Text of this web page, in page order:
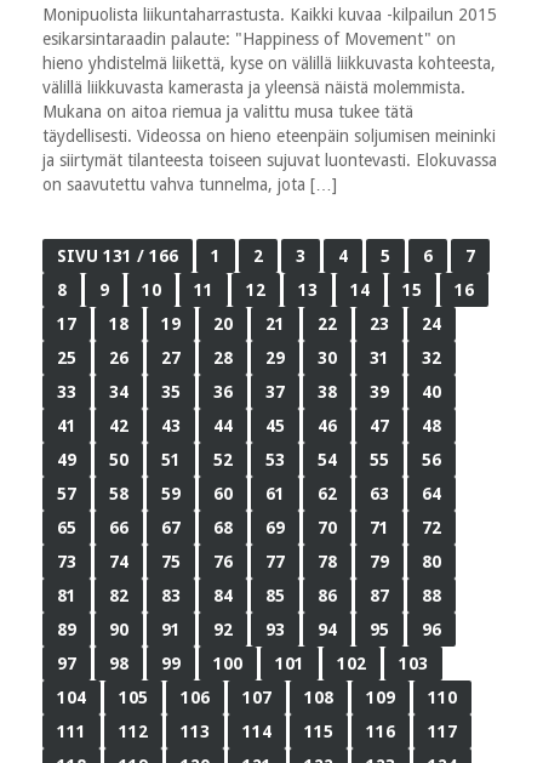
Monipuolista liikuntaharrastusta. Kaikki kuvaa -kilpailun 2015
esikarsintaraadin palaute: "Happiness of Movement" on
hieno yhdistelmä liikettä, kyse on välillä liikkuvasta kohteesta,
välillä liikkuvasta kamerasta ja yleensä näistä molemmista.
Mukana on aitoa riemua ja valittu musa tukee tätä
täydellisesti. Videossa on hieno eteenpäin soljumisen meininki
ja siirtymät tilanteesta toiseen sujuvat luontevasti. Elokuvassa
on saavutettu vahva tunnelma, jota […]
SIVU 131 / 166 1 2 3 4 5 6
7
8
9 10 11 12 13 14 15
16
17
18 19 20 21 22 23
24
25
26 27 28 29 30 31
32
33
34 35 36 37 38 39
40
41
42 43 44 45 46 47
48
49
50 51 52 53 54 55
56
57
58 59 60 61 62 63
64
65
66 67 68 69 70 71
72
73
74 75 76 77 78 79
80
81
82 83 84 85 86 87
88
89
90 91 92 93 94 95
96
97
98 99 100 101 102
103
104
105 106 107 108 109
110
111
112 113 114 115 116
117